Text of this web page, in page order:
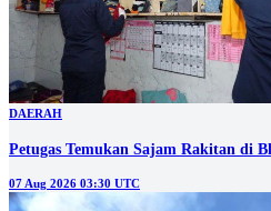
DAERAH
Petugas Temukan Sajam Rakitan di
07 Aug 2026 03:30 UTC